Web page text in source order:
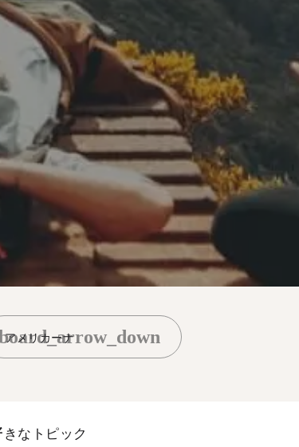
アメリカーナ
なトピック